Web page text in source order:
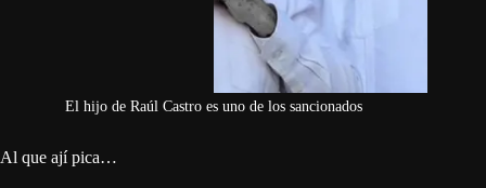
El hijo de Raúl Castro es uno de los sancionados
Al que ají pica…